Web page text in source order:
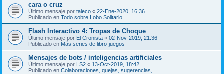
cara o cruz
Último mensaje por taleco « 22-Ene-2020, 16:36
Publicado en Todo sobre Lobo Solitario
Flash Interactivo 4: Tropas de Choque
Último mensaje por El Cronista « 02-Nov-2019, 21:36
Publicado en Más series de libro-juegos
Mensajes de bots / inteligencias artificiales
Último mensaje por LS2 « 13-Oct-2019, 18:42
Publicado en Colaboraciones, quejas, sugerencias,...